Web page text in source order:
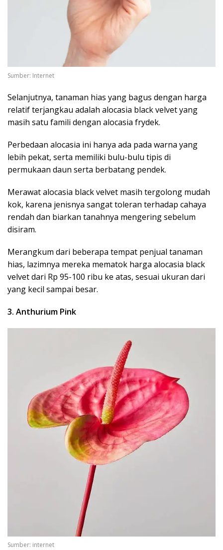
Sumber: Internet
Selanjutnya, tanaman hias yang bagus dengan harga
relatif terjangkau adalah alocasia black velvet yang
masih satu famili dengan alocasia frydek.
Perbedaan alocasia ini hanya ada pada warna yang
lebih pekat, serta memiliki bulu-bulu tipis di
permukaan daun serta berbatang pendek.
Merawat alocasia black velvet masih tergolong mudah
kok, karena jenisnya sangat toleran terhadap cahaya
rendah dan biarkan tanahnya mengering sebelum
disiram.
Merangkum dari beberapa tempat penjual tanaman
hias, lazimnya mereka mematok harga alocasia black
velvet dari Rp 95-100 ribu ke atas, sesuai ukuran dari
yang kecil sampai besar.
3. Anthurium Pink
Sumber: internet